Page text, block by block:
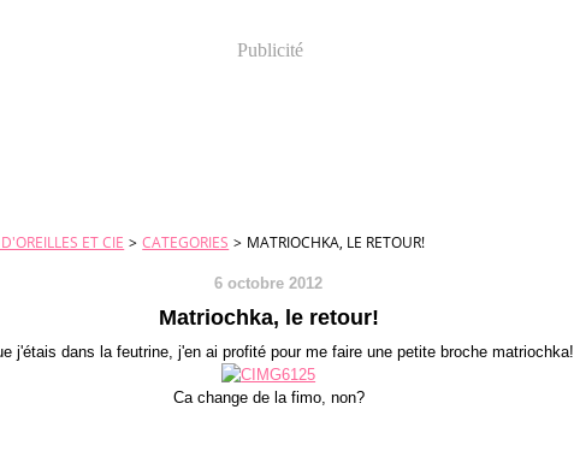
Publicité
ET CIE > CATEGORIES > MATRIOCHKA, LE RETOUR!
6 octobre 2012
Matriochka, le retour!
j'étais dans la feutrine, j'en ai profité pour me faire une petite broche matriochka!
Ca change de la fimo, non?